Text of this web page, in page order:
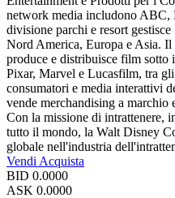
network media includono ABC,
divisione parchi e resort
Nord America, Europa e Asia. Il
produce e distribuisce film sotto
Pixar, Marvel e Lucasfilm, tra
consumatori e media interattivi
vende merchandising a
Con la missione di intrattenere,
tutto il mondo, la Walt Disney
globale nell'industria
Vendi Acquista
BID 0.0000
ASK 0.0000